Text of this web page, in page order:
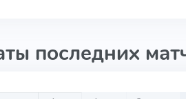
последних